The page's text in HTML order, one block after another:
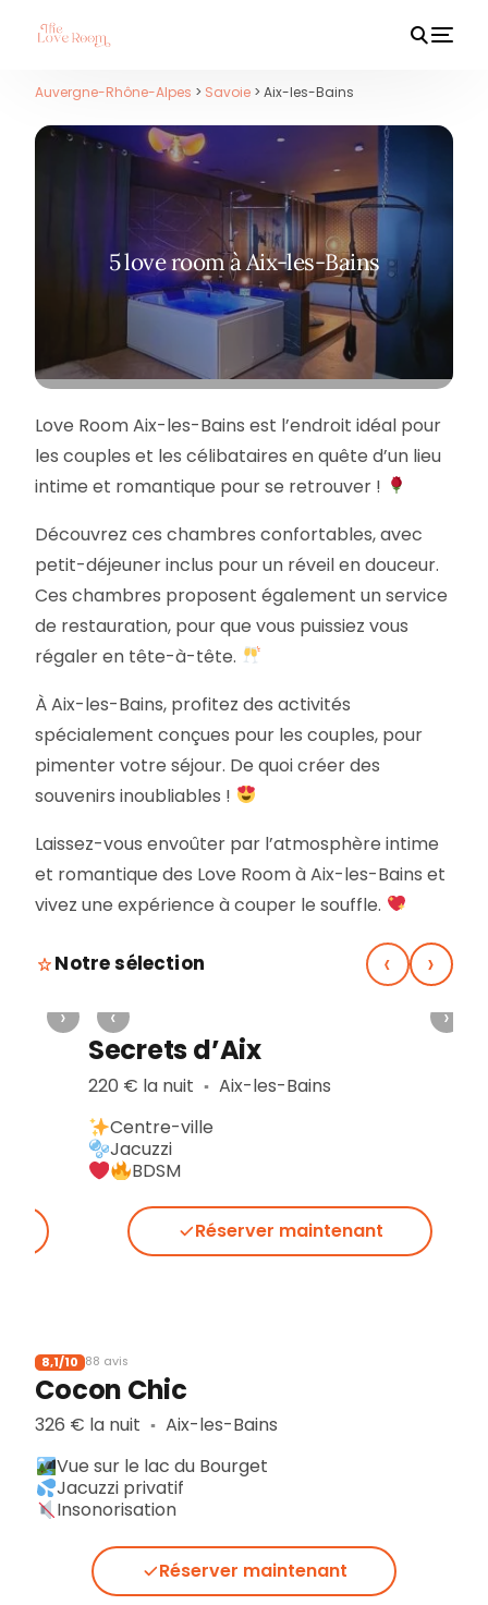
Auvergne-Rhône-Alpes > Savoie > Aix-les-Bains
5 love room à Aix-les-Bains
Love Room Aix-les-Bains est l’endroit idéal pour
les couples et les célibataires en quête d’un lieu
intime et romantique pour se retrouver !
Découvrez ces chambres confortables, avec
petit-déjeuner inclus pour un réveil en douceur.
Ces chambres proposent également un service
de restauration, pour que vous puissiez vous
régaler en tête-à-tête.
À Aix-les-Bains, profitez des activités
spécialement conçues pour les couples, pour
pimenter votre séjour. De quoi créer des
souvenirs inoubliables !
Laissez-vous envoûter par l’atmosphère intime
et romantique des Love Room à Aix-les-Bains et
vivez une expérience à couper le souffle.
Notre sélection ‹ ›
› ‹ ›
Secrets d’Aix
220 € la nuit ▪︎
Aix-les-Bains
Centre-ville
Jacuzzi
BDSM
Réserver maintenant
8,1/10 88 avis
Cocon Chic
326 € la nuit ▪︎ Aix-les-Bains
Vue sur le lac du Bourget
Jacuzzi privatif
Insonorisation
Réserver maintenant
HOT